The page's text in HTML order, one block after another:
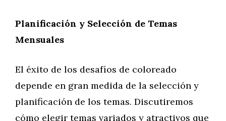
Planificación y Selección de Temas
Mensuales
El éxito de los desafíos de coloreado
depende en gran medida de la selección y
planificación de los temas. Discutiremos
cómo elegir temas variados y atractivos que